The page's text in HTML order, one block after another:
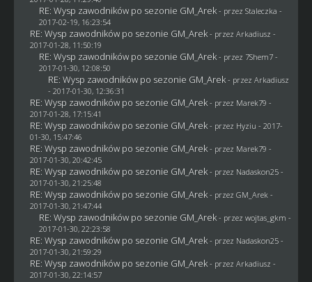
RE: Wysp zawodników po sezonie GM_Arek - przez Staleczka -
2017-02-19, 16:23:54
RE: Wysp zawodników po sezonie GM_Arek - przez Arkadiusz -
2017-01-28, 11:50:19
RE: Wysp zawodników po sezonie GM_Arek - przez 7Shem7-
2017-01-30, 12:08:50
RE: Wysp zawodników po sezonie GM_Arek - przez Arkadiusz
- 2017-01-30, 12:36:31
RE: Wysp zawodników po sezonie GM_Arek - przez Marek79 -
2017-01-28, 17:15:41
RE: Wysp zawodników po sezonie GM_Arek - przez Hyziu - 2017-
01-30, 15:47:46
RE: Wysp zawodników po sezonie GM_Arek - przez Marek79 -
2017-01-30, 20:42:45
RE: Wysp zawodników po sezonie GM_Arek - przez Nadaskon25-
2017-01-30, 21:25:48
RE: Wysp zawodników po sezonie GM_Arek - przez GM_Arek -
2017-01-30, 21:47:44
RE: Wysp zawodników po sezonie GM_Arek - przez wojtas_gkm -
2017-01-30, 22:23:58
RE: Wysp zawodników po sezonie GM_Arek - przez Nadaskon25-
2017-01-30, 21:59:29
RE: Wysp zawodników po sezonie GM_Arek - przez Arkadiusz -
2017-01-30, 22:14:57